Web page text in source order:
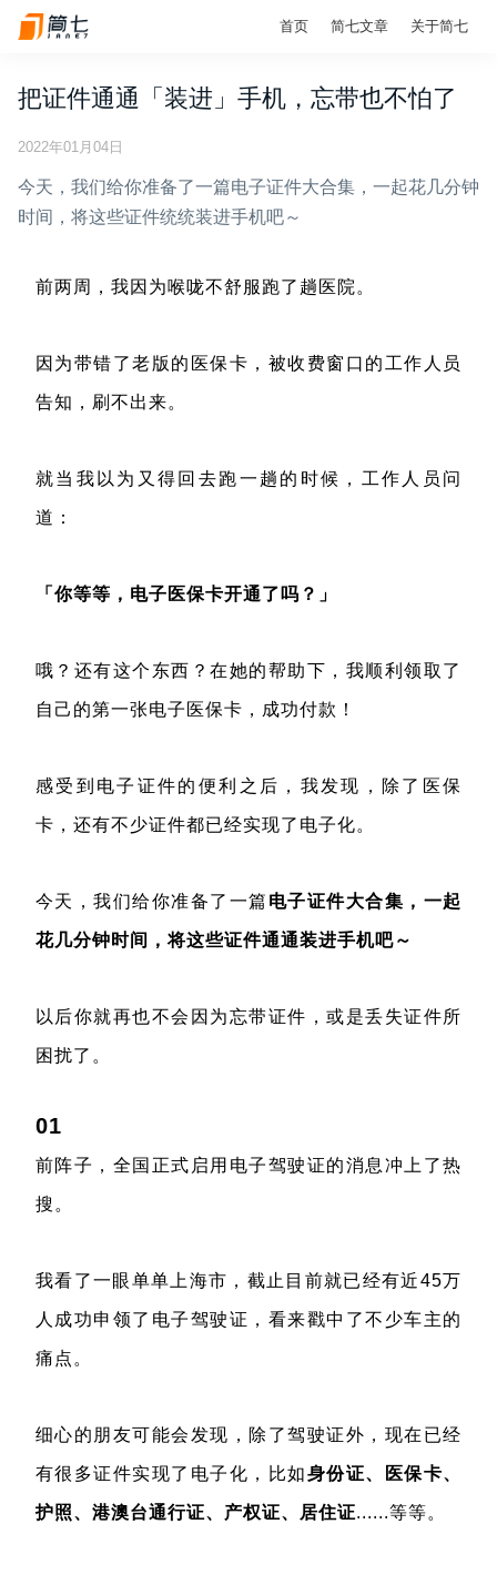
首页 简七文章 关于简七
把证件通通「装进」手机，忘带也不怕了
2022年01月04日
今天，我们给你准备了一篇电子证件大合集，一起花几分钟
时间，将这些证件统统装进手机吧～
前两周，我因为喉咙不舒服跑了趟医院。
因为带错了老版的医保卡，被收费窗口的工作人员
告知，刷不出来。
就当我以为又得回去跑一趟的时候，工作人员问
道：
「你等等，电子医保卡开通了吗？」
哦？还有这个东西？在她的帮助下，我顺利领取了
自己的第一张电子医保卡，成功付款！
感受到电子证件的便利之后，我发现，除了医保
卡，还有不少证件都已经实现了电子化。
今天，我们给你准备了一篇 电子证件大合集 ，一起
花几分钟时间，将这些证件通通装进手机吧～
以后你就再也不会因为忘带证件，或是丢失证件所
困扰了。
01
前阵子，全国正式启用电子驾驶证的消息冲上了热
搜。
我看了一眼单单上海市，截止目前就已经有近45万
人成功申领了电子驾驶证，看来戳中了不少车主的
痛点。
细心的朋友可能会发现，除了驾驶证外，现在已经
有很多证件实现了电子化，比如身份证、医保卡、
护照、港澳台通行证、产权证、居住证......等等。